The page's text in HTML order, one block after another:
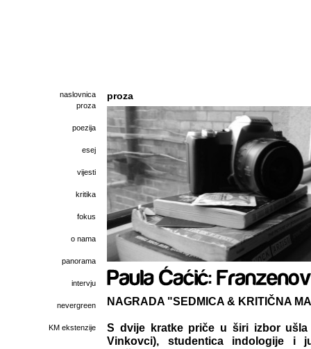
naslovnica
proza
poezija
esej
vijesti
kritika
fokus
o nama
panorama
intervju
nevergreen
KM ekstenzije
proza
NAGRADA "SEDMICA & KRITIČNA
S dvije kratke priče u širi izbor ušla
Vinkovci), studentica indologije i